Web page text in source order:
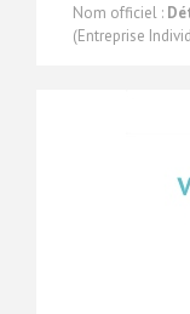
Nom officiel :
(Entreprise